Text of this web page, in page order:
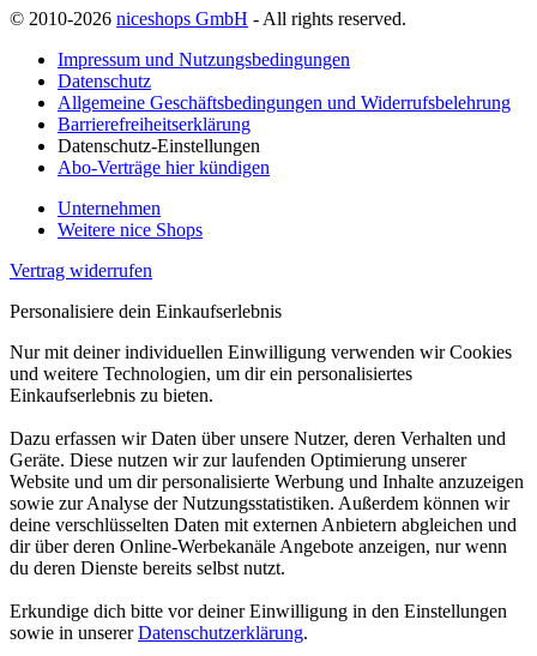
© 2010-2026 niceshops GmbH - All rights reserved.
Impressum und Nutzungsbedingungen
Datenschutz
Allgemeine Geschäftsbedingungen und Widerrufsbelehrung
Barrierefreiheitserklärung
Datenschutz-Einstellungen
Abo-Verträge hier kündigen
Unternehmen
Weitere nice Shops
Vertrag widerrufen
Personalisiere dein Einkaufserlebnis
Nur mit deiner individuellen Einwilligung verwenden wir Cookies
und weitere Technologien, um dir ein personalisiertes
Einkaufserlebnis zu bieten.
Dazu erfassen wir Daten über unsere Nutzer, deren Verhalten und
Geräte. Diese nutzen wir zur laufenden Optimierung unserer
Website und um dir personalisierte Werbung und Inhalte anzuzeigen
sowie zur Analyse der Nutzungsstatistiken. Außerdem können wir
deine verschlüsselten Daten mit externen Anbietern abgleichen und
dir über deren Online-Werbekanäle Angebote anzeigen, nur wenn
du deren Dienste bereits selbst nutzt.
Erkundige dich bitte vor deiner Einwilligung in den Einstellungen
sowie in unsererDatenschutzerklärung.